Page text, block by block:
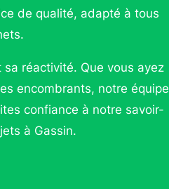
de qualité, adapté à tous
sa réactivité. Que vous ayez
encombrants, notre équipe
confiance à notre savoir-
à Gassin.